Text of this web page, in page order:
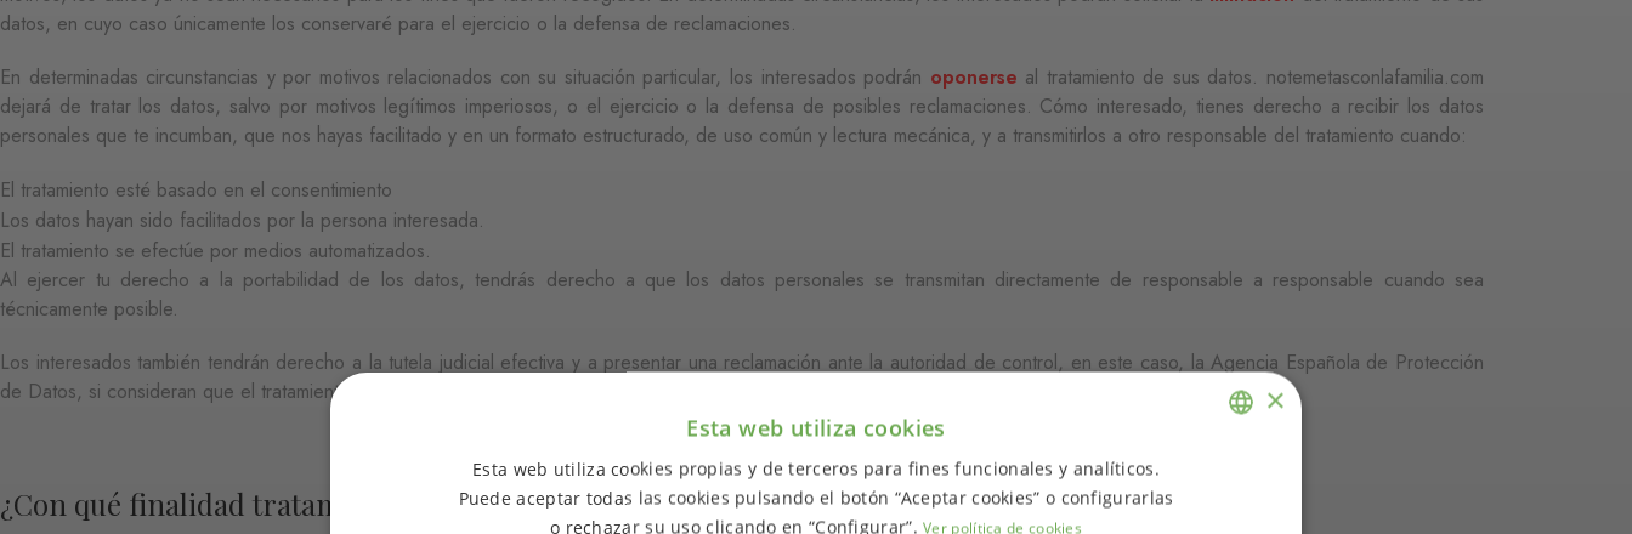
datos, en cuyo caso únicamente los conservaré para el ejercicio o la defensa de reclamaciones.
En determinadas circunstancias y por motivos relacionados con su situación particular, los interesados podrán oponerse al tratamiento de sus datos. notemetasconlafamilia.com
dejará de tratar los datos, salvo por motivos legítimos imperiosos, o el ejercicio o la defensa de posibles reclamaciones. Cómo interesado, tienes derecho a recibir los datos
personales que te incumban, que nos hayas facilitado y en un formato estructurado, de uso común y lectura mecánica, y a transmitirlos a otro responsable del tratamiento cuando:
El tratamiento esté basado en el consentimiento
Los datos hayan sido facilitados por la persona interesada.
El tratamiento se efectúe por medios automatizados.
Al ejercer tu derecho a la portabilidad de los datos, tendrás derecho a que los datos personales se transmitan directamente de responsable a responsable cuando sea
técnicamente posible.
Los interesados también tendrán derecho a la tutela judicial efectiva y a presentar una reclamación ante la autoridad de control, en este caso, la Agencia Española de Protección
de Datos, si consideran que el tratamiento de datos personales que le conciernen infringe el Reglamento.
¿Con qué finalidad tratamos tus datos personales?
×
Esta web utiliza cookies
Esta web utiliza cookies propias y de terceros para fines funcionales y analíticos.
Puede aceptar todas las cookies pulsando el botón “Aceptar cookies” o configurarlas
o rechazar su uso clicando en “Configurar”. Ver política de cookies